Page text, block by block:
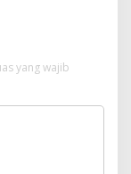
yang wajib